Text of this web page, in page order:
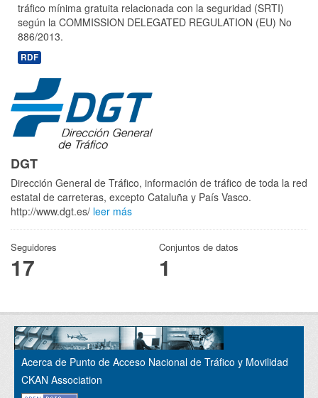
tráfico mínima gratuita relacionada con la seguridad (SRTI)
según la COMMISSION DELEGATED REGULATION (EU) No
886/2013.
RDF
DGT
Dirección General de Tráfico, información de tráfico de toda la red
estatal de carreteras, excepto Cataluña y País Vasco.
http://www.dgt.es/ leer más
Seguidores
17
Conjuntos de datos
1
Acerca de Punto de Acceso Nacional de Tráfico y Movilidad
CKAN Association